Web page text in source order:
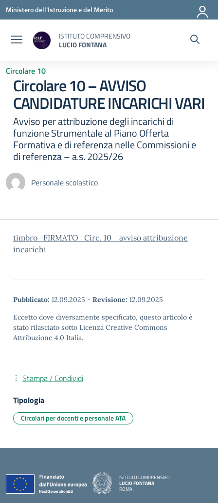
Vai ai contenuti
Vai al menu di navigazione
Vai al footer
Ministero dell'Istruzione e del Merito
ISTITUTO COMPRENSIVO
LUCIO FONTANA
Circolare 10
Circolare 10 – AVVISO
CANDIDATURE INCARICHI VARI
Avviso per attribuzione degli incarichi di
funzione Strumentale al Piano Offerta
Formativa e di referenza nelle Commissioni e
di referenza – a.s. 2025/26
Personale scolastico
timbro_FIRMATO_Circ. 10_ avviso attribuzione
incarichi
Pubblicato: 12.09.2025 - Revisione: 12.09.2025
Eccetto dove diversamente specificato, questo articolo è
stato rilasciato sotto Licenza Creative Commons
Attribuzione 4.0 Italia.
Stampa / Condividi
Tipologia
Circolari per docenti e personale ATA
ISTITUTO COMPRENSIVO
LUCIO FONTANA
ROMA